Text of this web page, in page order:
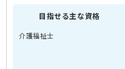
目指せる主な資格
介護福祉士